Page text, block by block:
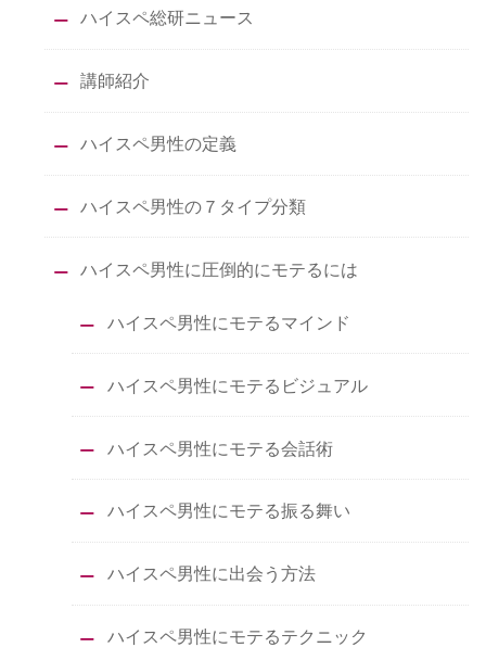
ハイスペ総研ニュース
講師紹介
ハイスペ男性の定義
ハイスペ男性の７タイプ分類
ハイスペ男性に圧倒的にモテるには
ハイスペ男性にモテるマインド
ハイスペ男性にモテるビジュアル
ハイスペ男性にモテる会話術
ハイスペ男性にモテる振る舞い
ハイスペ男性に出会う方法
ハイスペ男性にモテるテクニック